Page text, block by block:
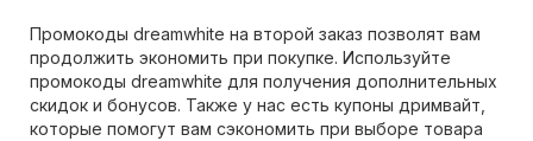
Промокоды dreamwhite на второй заказ позволят вам
продолжить экономить при покупке. Используйте
промокоды dreamwhite для получения дополнительных
скидок и бонусов. Также у нас есть купоны дримвайт,
которые помогут вам сэкономить при выборе товара